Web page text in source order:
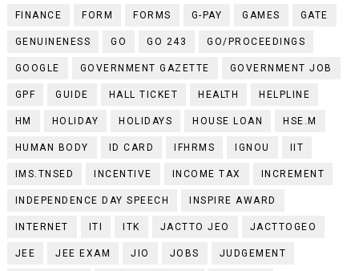
FINANCE FORM FORMS G-PAY GAMES GATE
GENUINENESS GO GO 243 GO/PROCEEDINGS
GOOGLE GOVERNMENT GAZETTE GOVERNMENT JOB
GPF GUIDE HALL TICKET HEALTH HELPLINE
HM HOLIDAY HOLIDAYS HOUSE LOAN HSE.M
HUMAN BODY ID CARD IFHRMS IGNOU IIT
IMS.TNSED INCENTIVE INCOME TAX INCREMENT
INDEPENDENCE DAY SPEECH INSPIRE AWARD
INTERNET ITI ITK JACTTO JEO JACTTOGEO
JEE JEE EXAM JIO JOBS JUDGEMENT